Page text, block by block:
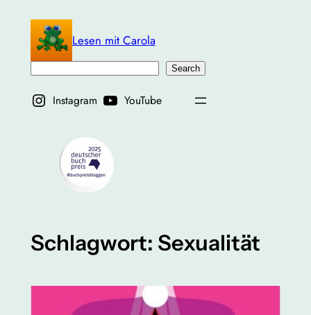
springen
Lesen mit Carola
Search
Instagram YouTube
Schlagwort: Sexualität